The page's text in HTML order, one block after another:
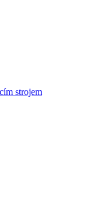
strojem